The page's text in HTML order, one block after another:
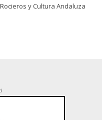
y Cultura Andaluza